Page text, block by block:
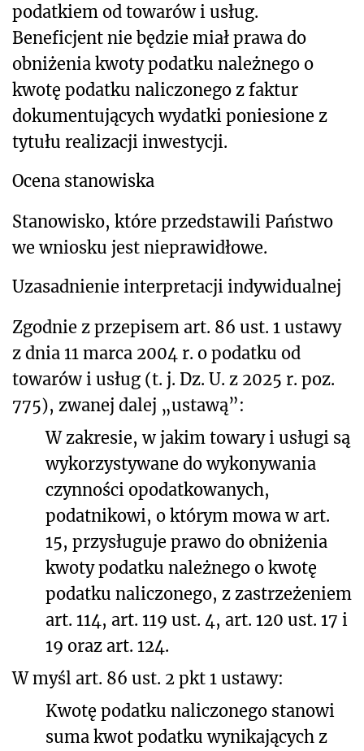
podatkiem od towarów i usług.
Beneficjent nie będzie miał prawa do
obniżenia kwoty podatku należnego o
kwotę podatku naliczonego z faktur
dokumentujących wydatki poniesione z
tytułu realizacji inwestycji.
Ocena stanowiska
Stanowisko, które przedstawili Państwo
we wniosku jest nieprawidłowe.
Uzasadnienie interpretacji indywidualnej
Zgodnie z przepisem art. 86 ust. 1 ustawy
z dnia 11 marca 2004 r. o podatku od
towarów i usług (t. j. Dz. U. z 2025 r. poz.
775), zwanej dalej „ustawą”:
W zakresie, w jakim towary i usługi są
wykorzystywane do wykonywania
czynności opodatkowanych,
podatnikowi, o którym mowa w art.
15, przysługuje prawo do obniżenia
kwoty podatku należnego o kwotę
podatku naliczonego, z zastrzeżeniem
art. 114, art. 119 ust. 4, art. 120 ust. 17 i
19 oraz art. 124.
W myśl art. 86 ust. 2 pkt 1 ustawy:
Kwotę podatku naliczonego stanowi
suma kwot podatku wynikających z